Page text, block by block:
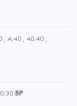
, A:40 , 40:40 ,
BP